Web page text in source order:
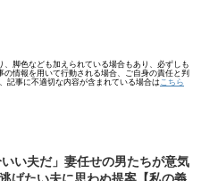
脚色なども加えられている場合もあり、必ずしも
情報を用いて行動される場合、ご自身の責任と判
記事に不適切な内容が含まれている場合はこちら
いい夫だ」妻任せの男たちが意気